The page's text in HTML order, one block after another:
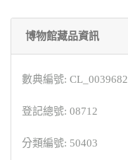
博物館藏品資訊
數典編號: CL_0039682
登記總號: 08712
分類編號: 50403